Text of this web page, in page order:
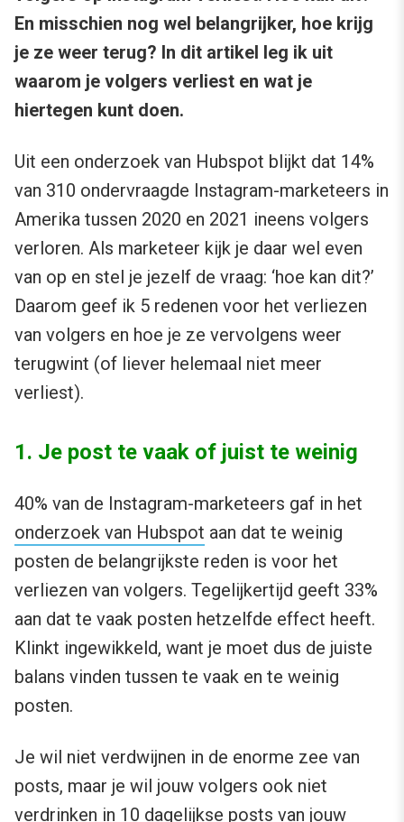
En misschien nog wel belangrijker, hoe krijg
je ze weer terug? In dit artikel leg ik uit
waarom je volgers verliest en wat je
hiertegen kunt doen.
Uit een onderzoek van Hubspot blijkt dat 14%
van 310 ondervraagde Instagram-marketeers in
Amerika tussen 2020 en 2021 ineens volgers
verloren. Als marketeer kijk je daar wel even
van op en stel je jezelf de vraag: ‘hoe kan dit?’
Daarom geef ik 5 redenen voor het verliezen
van volgers en hoe je ze vervolgens weer
terugwint (of liever helemaal niet meer
verliest).
1. Je post te vaak of juist te weinig
40% van de Instagram-marketeers gaf in het
onderzoek van Hubspot aan dat te weinig
posten de belangrijkste reden is voor het
verliezen van volgers. Tegelijkertijd geeft 33%
aan dat te vaak posten hetzelfde effect heeft.
Klinkt ingewikkeld, want je moet dus de juiste
balans vinden tussen te vaak en te weinig
posten.
Je wil niet verdwijnen in de enorme zee van
posts, maar je wil jouw volgers ook niet
verdrinken in 10 dagelijkse posts van jouw